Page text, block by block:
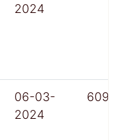
2024
06-03-
2024
609